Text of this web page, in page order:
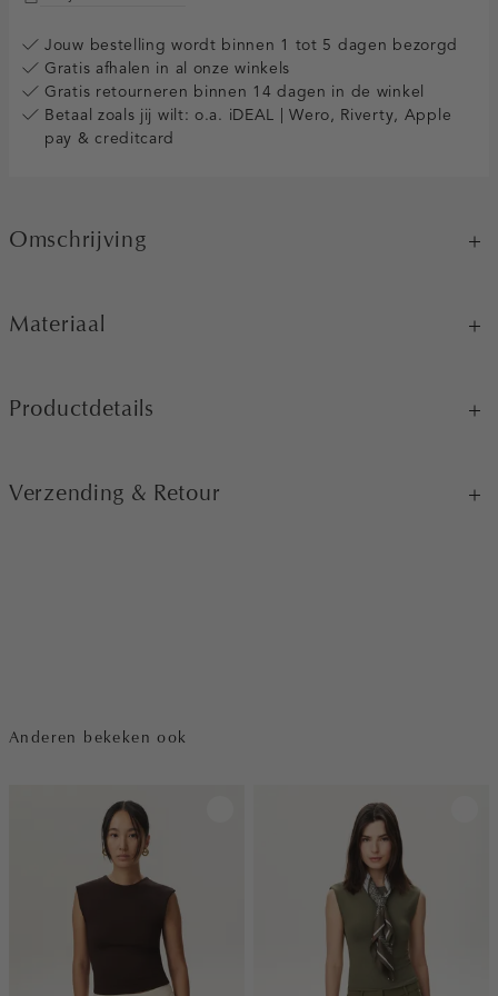
Jouw bestelling wordt binnen 1 tot 5 dagen bezorgd
Gratis afhalen in al onze winkels
Gratis retourneren binnen 14 dagen in de winkel
Betaal zoals jij wilt: o.a. iDEAL | Wero, Riverty, Apple
pay & creditcard
Omschrijving
Materiaal
Productdetails
Verzending & Retour
Anderen bekeken ook